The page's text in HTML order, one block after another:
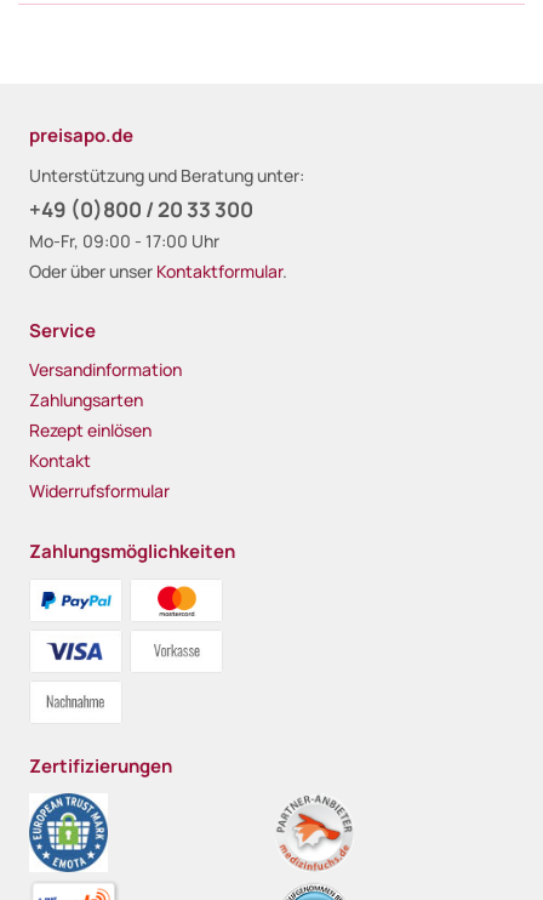
preisapo.de
Unterstützung und Beratung unter:
+49 (0)800 / 20 33 300
Mo-Fr, 09:00 - 17:00 Uhr
Oder über unser Kontaktformular.
Service
Versandinformation
Zahlungsarten
Rezept einlösen
Kontakt
Widerrufsformular
Zahlungsmöglichkeiten
Zertifizierungen